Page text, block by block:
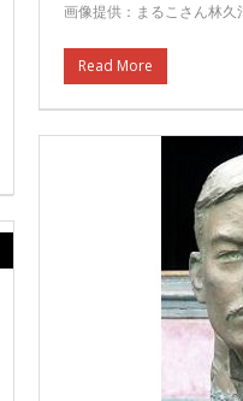
画像提供：まるこさん林
Read More